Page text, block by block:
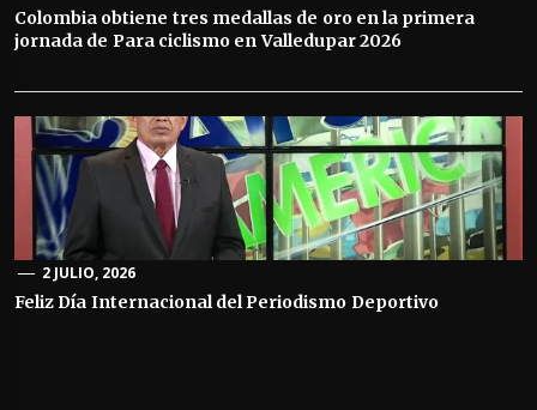
Colombia obtiene tres medallas de oro en la primera
jornada de Para ciclismo en Valledupar 2026
2 JULIO, 2026
Feliz Día Internacional del Periodismo Deportivo